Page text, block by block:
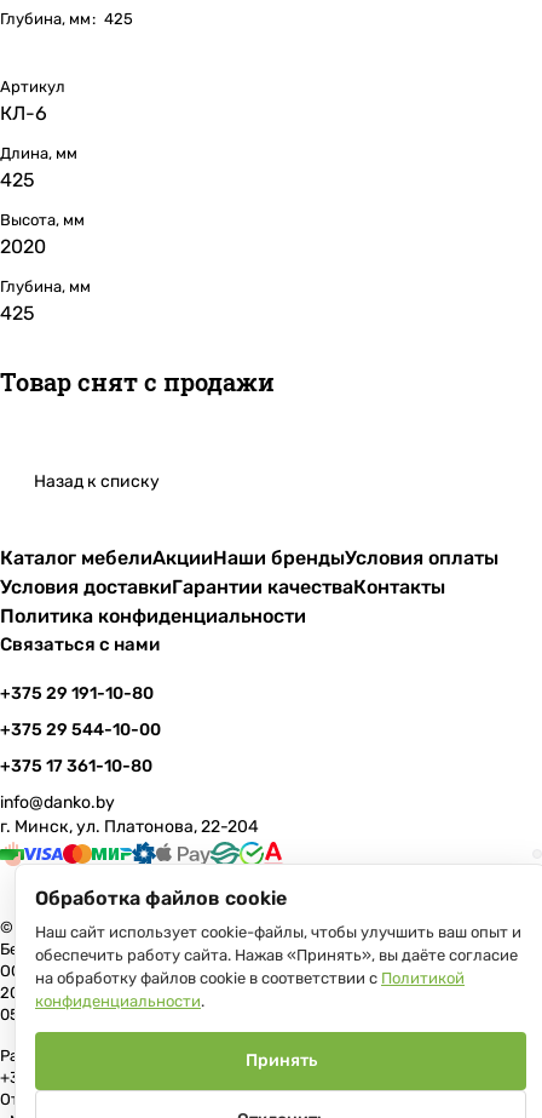
Глубина, мм: 425
Артикул
КЛ-6
Длина, мм
425
Высота, мм
2020
Глубина, мм
425
Товар снят с продажи
Назад к списку
Каталог мебелиАкцииНаши брендыУсловия оплаты
Условия доставкиГарантии качестваКонтакты
Политика конфиденциальности
Связаться с нами
+375 29 191-10-80
+375 29 544-10-00
+375 17 361-10-80
info@danko.by
г. Минск, ул. Платонова, 22-204
© 2026 Данко Бай: качественная мебель с оперативной доставкой по
Беларуси
ООО «Гранд Парк», юр.адрес: 220005, Минск, ул. Платонова, 22, пом.
204 В торговом реестре с 17 июля 2013 г. Регистрация №191081534,
05.11.2008, Мингорисполком.
Рассмотрение обращений потребителей, телефон +375 (17) 361-10-80,
+375 (29) 191-10-80, +375 (29) 544-10-00, e-mail: info@danko.by
Отдел торговли и услуг Администрации Первомайского района
Обработка файлов cookie
Наш сайт использует cookie-файлы, чтобы улучшить ваш опыт и
обеспечить работу сайта. Нажав «Принять», вы даёте согласие
на обработку файлов cookie в соответствии с Политикой
конфиденциальности.
Принять